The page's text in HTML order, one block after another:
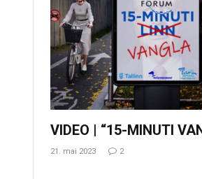
VIDEO | “15-MINUTI
21. mai 2023 2